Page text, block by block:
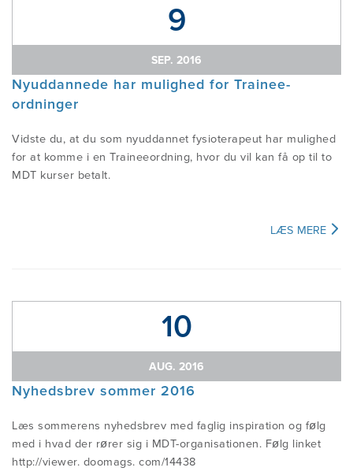
9
SEP. 2016
Nyuddannede har mulighed for Trainee-
ordninger
Vidste du, at du som nyuddannet fysioterapeut har mulighed
for at komme i en Traineeordning, hvor du vil kan få op til to
MDT kurser betalt.
LÆS MERE
10
AUG. 2016
Nyhedsbrev sommer 2016
Læs sommerens nyhedsbrev med faglig inspiration og følg
med i hvad der rører sig i MDT-organisationen. Følg linket
http://viewer. doomags. com/14438